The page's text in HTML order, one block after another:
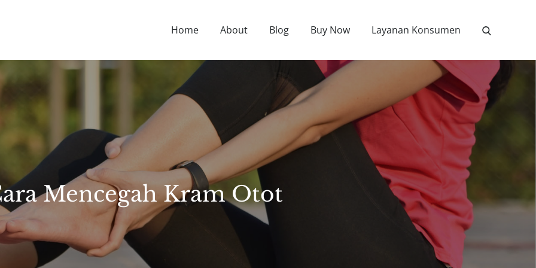
NUTRITION TIPS, HEALTH NEWS, AND MORE.
Home About Blog Buy Now Layanan Konsumen
Mencegah Kram Otot